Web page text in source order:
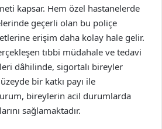
kapsar. Hem özel hastanelerde
geçerli olan bu poliçe
erişim daha kolay hale gelir.
tıbbi müdahale ve tedavi
dâhilinde, sigortalı bireyler
bir katkı payı ile
bireylerin acil durumlarda
sağlamaktadır.